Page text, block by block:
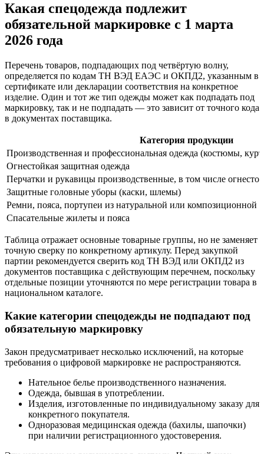
Какая спецодежда подлежит
обязательной маркировке с 1 марта
2026 года
Перечень товаров, подпадающих под четвёртую волну,
определяется по кодам ТН ВЭД ЕАЭС и ОКПД2, указанным в
сертификате или декларации соответствия на конкретное
изделие. Один и тот же тип одежды может как подпадать под
маркировку, так и не подпадать — это зависит от точного кода
в документах поставщика.
Категория продукции
Производственная и профессиональная одежда (костюмы,
Огнестойкая защитная одежда
Перчатки и рукавицы производственные, в том числе
Защитные головные уборы (каски, шлемы)
Ремни, пояса, портупеи из натуральной или композиционной
Спасательные жилеты и пояса
Таблица отражает основные товарные группы, но не заменяет
точную сверку по конкретному артикулу. Перед закупкой
партии рекомендуется сверить код ТН ВЭД или ОКПД2 из
документов поставщика с действующим перечнем, поскольку
отдельные позиции уточняются по мере регистрации товара в
национальном каталоге.
Какие категории спецодежды не подпадают под
обязательную маркировку
Закон предусматривает несколько исключений, на которые
требования о цифровой маркировке не распространяются.
Нательное белье производственного назначения.
Одежда, бывшая в употреблении.
Изделия, изготовленные по индивидуальному заказу для
конкретного покупателя.
Одноразовая медицинская одежда (бахилы, шапочки)
при наличии регистрационного удостоверения.